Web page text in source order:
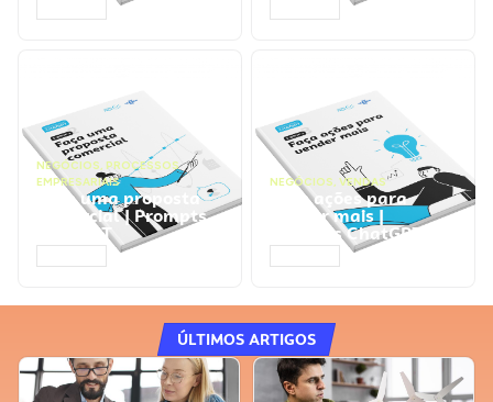
NEGÓCIOS, PROCESSOS
EMPRESARIAIS
Faça uma proposta
comercial | Prompts
ChatGPT
NEGÓCIOS, VENDAS
Faça ações para
vender mais |
Prompts ChatGPT
ÚLTIMOS ARTIGOS